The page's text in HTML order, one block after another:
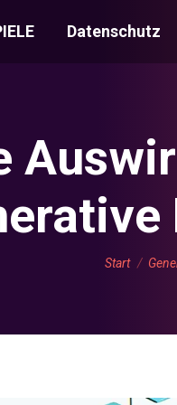
Datenschutz
Sie
Start